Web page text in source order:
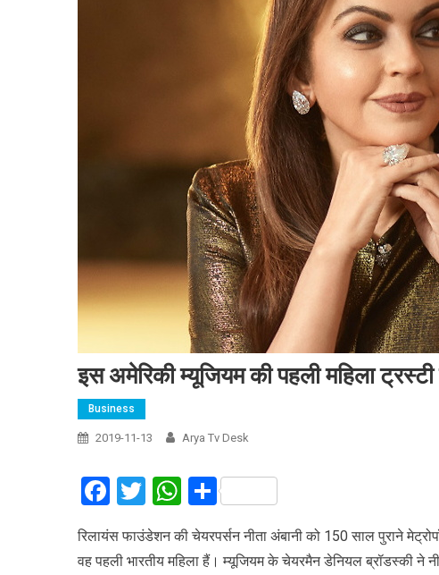
इस अमेरिकी म्यूजियम की पहली महिला ट्रस्टी
Business
2019-11-13 Arya Tv Desk
Facebook
TwitterWhatsApp
Share
रिलायंस फाउंडेशन की चेयरपर्सन नीता अंबानी को 150 साल पुराने
वह पहली भारतीय महिला हैं। म्यूजियम के चेयरमैन डेनियल ब्रॉडस्की ने